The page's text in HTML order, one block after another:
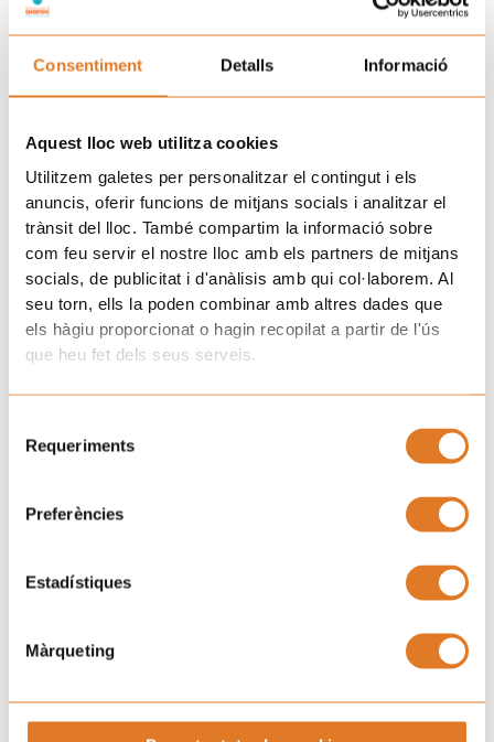
Consentiment Detalls Informació
Aquest lloc web utilitza cookies
Utilitzem galetes per personalitzar el contingut i els
anuncis, oferir funcions de mitjans socials i analitzar el
trànsit del lloc. També compartim la informació sobre
com feu servir el nostre lloc amb els partners de mitjans
socials, de publicitat i d'anàlisis amb qui col·laborem. Al
seu torn, ells la poden combinar amb altres dades que
els hàgiu proporcionat o hagin recopilat a partir de l'ús
que heu fet dels seus serveis.
Requeriments
Preferències
Estadístiques
Màrqueting
Gorra!” en el TIBIDABO
Barcelona